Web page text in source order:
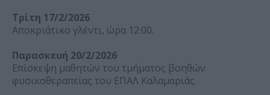
Τρίτη 17/2/2026
Αποκριάτικο γλέντι, ώρα 12:00.
Παρασκευή 20/2/2026
Επίσκεψη μαθητών του τμήματος βοηθών
φυσικοθεραπείας του ΕΠΑΛ Καλαμαριάς.